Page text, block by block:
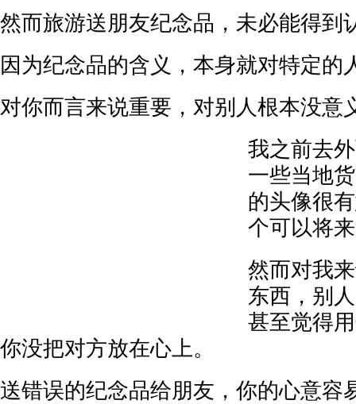
然而旅游送朋友纪念品，未必能得到
因为纪念品的含义，本身就对特定的
对你而言来说重要，对别人根本没意
我之前去
一些当地
的头像很
个可以将
然而对我
东西，别
甚至觉得
你没把对方放在心上。
送错误的纪念品给朋友，你的心意容